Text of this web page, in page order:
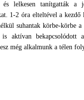
lelkesen tanítgatták a
1-2 óra elteltével a kezdő
suhantak körbe-körbe
aktívan bekapcsolódott a
még alkalmunk a télen